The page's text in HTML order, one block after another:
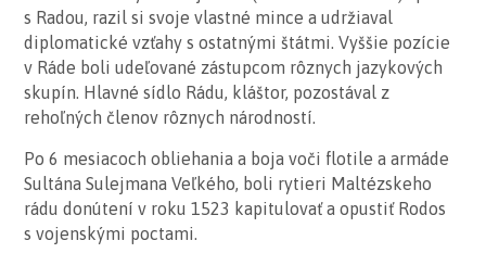
s Radou, razil si svoje vlastné mince a udržiaval
diplomatické vzťahy s ostatnými štátmi. Vyššie pozície
v Ráde boli udeľované zástupcom rôznych jazykových
skupín. Hlavné sídlo Rádu, kláštor, pozostával z
rehoľných členov rôznych národností.
Po 6 mesiacoch obliehania a boja voči flotile a armáde
Sultána Sulejmana Veľkého, boli rytieri Maltézskeho
rádu donútení v roku 1523 kapitulovať a opustiť Rodos
s vojenskými poctami.